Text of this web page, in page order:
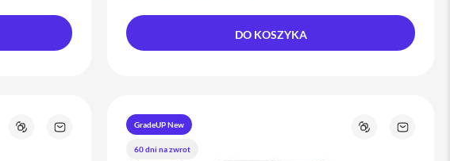
DO KOSZYKA
PorównajZapytaj
GradeUP New
60 dni na zwrot
PorównajZapytaj